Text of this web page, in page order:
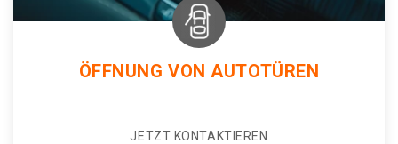
ÖFFNUNG VON AUTOTÜREN
JETZT KONTAKTIEREN